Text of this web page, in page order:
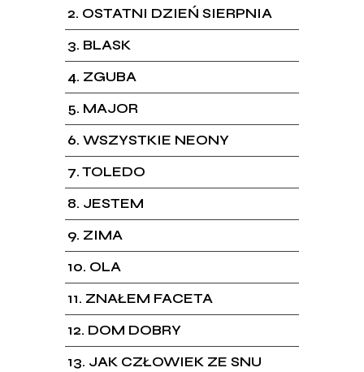
2 OSTATNI DZIEŃ SIERPNIA
3 BLASK
4 ZGUBA
5 MAJOR
6 WSZYSTKIE NEONY
7 TOLEDO
8 JESTEM
9 ZIMA
10 OLA
11 ZNAŁEM FACETA
12 DOM DOBRY
13 JAK CZŁOWIEK ZE SNU